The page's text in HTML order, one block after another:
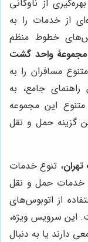
از ناوگانی
از خدمات را به
خطوط منظم
مجموعۀ واحد گشت
مسافران را به
جامع، به
این مجموعه
گزینه حمل و نقل
، تنوع خدمات
خدمات حمل و نقل
از اتوبوس‌های
این سرویس ویژه،
دارند یا به دنبال